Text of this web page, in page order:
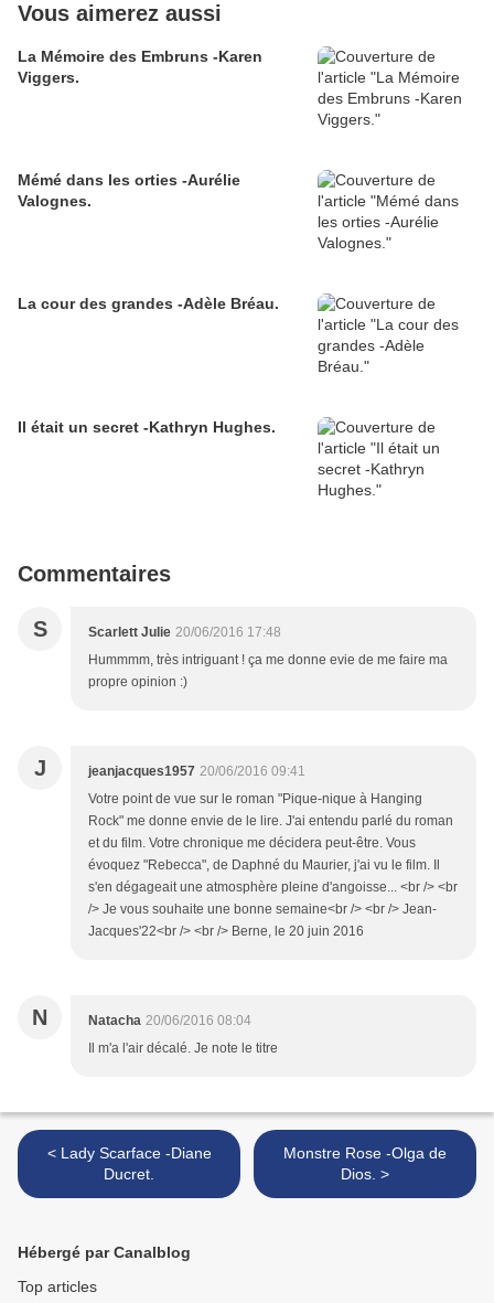
Vous aimerez aussi
La Mémoire des Embruns -Karen
Viggers.
Mémé dans les orties -Aurélie
Valognes.
La cour des grandes -Adèle Bréau.
Il était un secret -Kathryn Hughes.
Commentaires
S Scarlett Julie 20/06/2016 17:48
Hummmm, très intriguant ! ça me donne evie de me faire ma
propre opinion :)
J jeanjacques1957 20/06/2016 09:41
Votre point de vue sur le roman "Pique-nique à Hanging
Rock" me donne envie de le lire. J'ai entendu parlé du roman
et du film. Votre chronique me décidera peut-être. Vous
évoquez "Rebecca", de Daphné du Maurier, j'ai vu le film. Il
s'en dégageait une atmosphère pleine d'angoisse... <br /> <br
/> Je vous souhaite une bonne semaine<br /> <br /> Jean-
Jacques'22<br /> <br /> Berne, le 20 juin 2016
N Natacha 20/06/2016 08:04
Il m'a l'air décalé. Je note le titre
< Lady Scarface -Diane
Ducret.
Monstre Rose -Olga de
Dios. >
Hébergé par Canalblog
Top articles